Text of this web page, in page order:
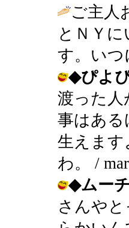
ご主人
とＮＹ
す。い
◆ぴよ
渡った人
事はある
生えます
わ。 /
◆ムー
さんや